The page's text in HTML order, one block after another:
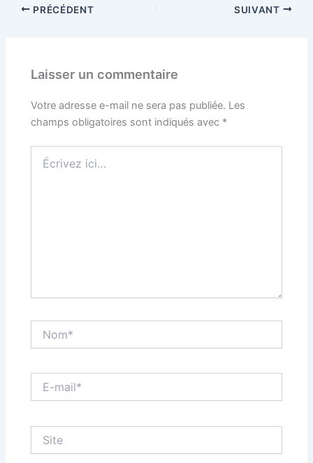
PRÉCÉDENT SUIVANT
Laisser un commentaire
Votre adresse e-mail ne sera pas publiée. Les
champs obligatoires sont indiqués avec *
ici…
mail*